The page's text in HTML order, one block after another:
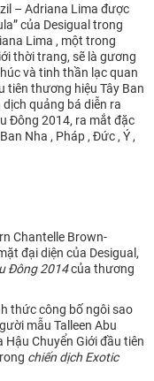
– Adriana Lima được
của Desigual trong
Lima , một trong
thời trang, sẽ là gương
và tinh thần lạc quan
tiên thương hiệu Tây Ban
quảng bá diễn ra
Đông 2014, ra mắt đặc
Nha , Pháp , Đức , Ý ,
Chantelle Brown-
đại diện của Desigual,
Đông 2014của thương
thức công bố ngôi sao
mẫu Talleen Abu
Chuyển Giới đầu tiên
chiến dịch Exotic